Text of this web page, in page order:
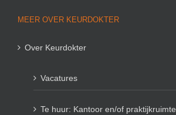
MEER OVER KEURDOKTER
Over Keurdokter
Vacatures
Te huur: Kantoor en/of praktijkruimte